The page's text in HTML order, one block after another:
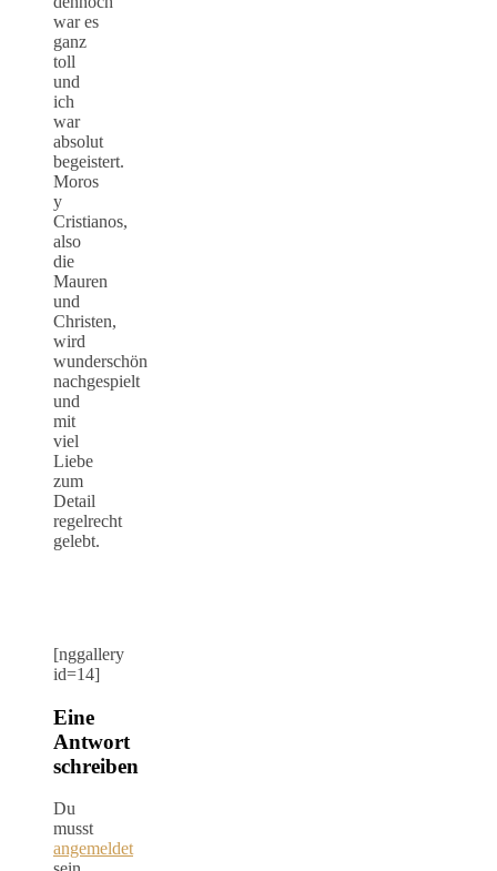
war es
ganz
toll
und
ich
war
absolut
begeistert.
Moros
y
Cristianos,
also
die
Mauren
und
Christen,
wird
wunderschön
nachgespielt
und
mit
viel
Liebe
zum
Detail
regelrecht
gelebt.
[nggallery
id=14]
Eine
Antwort
schreiben
Du
musst
angemeldet